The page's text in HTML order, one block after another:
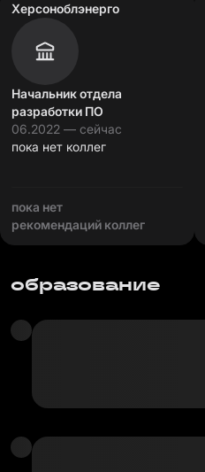
Херсоноблэнерго
Начальник отдела
разработки ПО
06.2022 — сейчас
пока нет коллег
пока нет
рекомендаций коллег
образование